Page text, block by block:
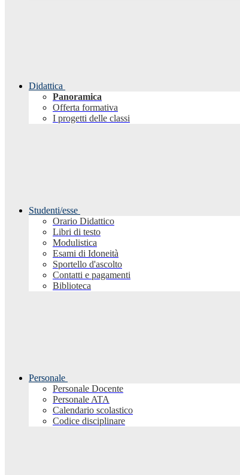
Didattica
Panoramica
Offerta formativa
I progetti delle classi
Studenti/esse
Orario Didattico
Libri di testo
Modulistica
Esami di Idoneità
Sportello d'ascolto
Contatti e pagamenti
Biblioteca
Personale
Personale Docente
Personale ATA
Calendario scolastico
Codice disciplinare